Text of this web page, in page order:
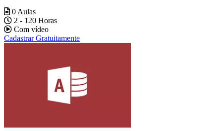
0 Aulas
2 - 120 Horas
Com vídeo
Cadastrar Gratuitamente